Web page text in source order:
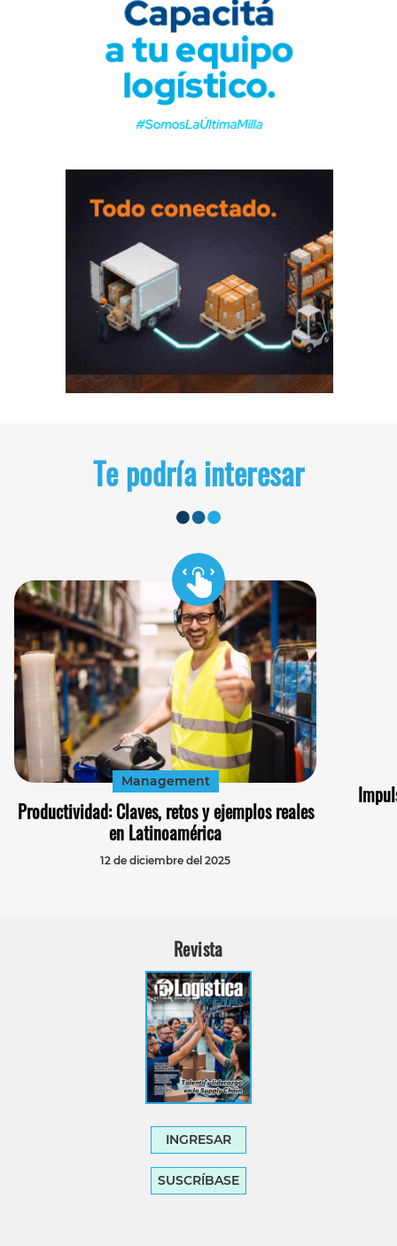
Te podría interesar
Management
Productividad: Claves, retos y ejemplos reales
en Latinoamérica
12 de diciembre del 2025
Revista
INGRESAR
SUSCRÍBASE